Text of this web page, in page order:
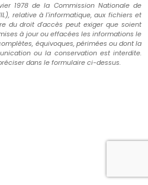
1978 de la Commission Nationale de
relative à l'informatique, aux fichiers et
du droit d'accès peut exiger que soient
à jour ou effacées les informations le
équivoques, périmées ou dont la
ou la conservation est interdite.
dans le formulaire ci-dessus.